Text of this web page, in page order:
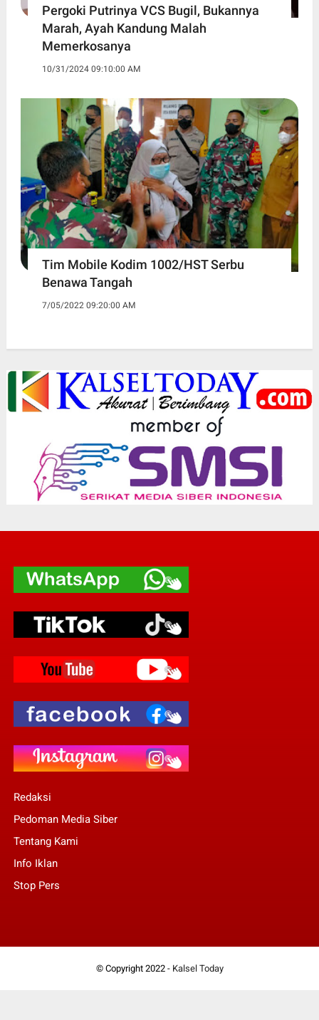
Pergoki Putrinya VCS Bugil, Bukannya
Marah, Ayah Kandung Malah
Memerkosanya
10/31/2024 09:10:00 AM
Tim Mobile Kodim 1002/HST Serbu
Benawa Tangah
7/05/2022 09:20:00 AM
Redaksi
Pedoman Media Siber
Tentang Kami
Info Iklan
Stop Pers
© Copyright 2022 - Kalsel Today